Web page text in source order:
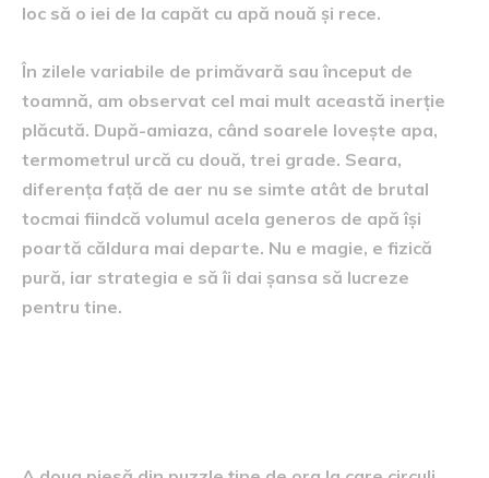
loc să o iei de la capăt cu apă nouă și rece.
În zilele variabile de primăvară sau început de
toamnă, am observat cel mai mult această inerție
plăcută. După-amiaza, când soarele lovește apa,
termometrul urcă cu două, trei grade. Seara,
diferența față de aer nu se simte atât de brutal
tocmai fiindcă volumul acela generos de apă își
poartă căldura mai departe. Nu e magie, e fizică
pură, iar strategia e să îi dai șansa să lucreze
pentru tine.